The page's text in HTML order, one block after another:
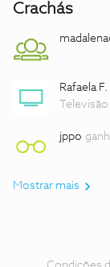
Crachás
Rafaela F.
Televisão
jppo
Mostrar mais